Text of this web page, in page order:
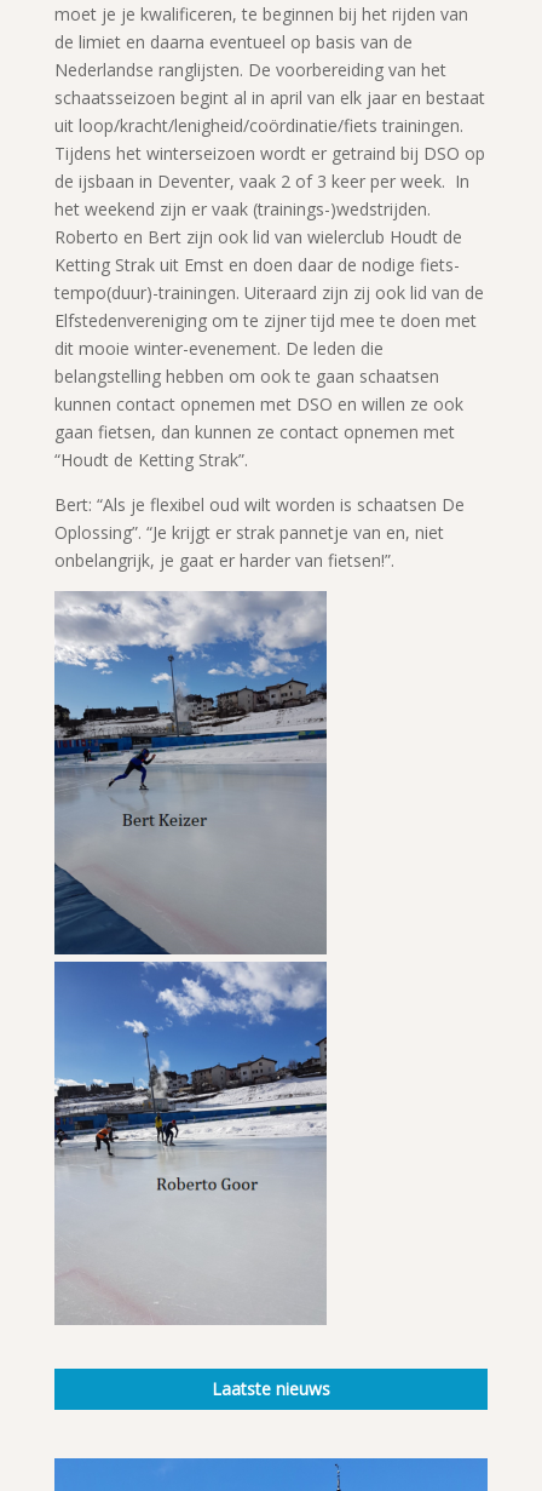
moet je je kwalificeren, te beginnen bij het rijden van
de limiet en daarna eventueel op basis van de
Nederlandse ranglijsten. De voorbereiding van het
schaatsseizoen begint al in april van elk jaar en bestaat
uit loop/kracht/lenigheid/coördinatie/fiets trainingen.
Tijdens het winterseizoen wordt er getraind bij DSO op
de ijsbaan in Deventer, vaak 2 of 3 keer per week. In
het weekend zijn er vaak (trainings-)wedstrijden.
Roberto en Bert zijn ook lid van wielerclub Houdt de
Ketting Strak uit Emst en doen daar de nodige fiets-
tempo(duur)-trainingen. Uiteraard zijn zij ook lid van de
Elfstedenvereniging om te zijner tijd mee te doen met
dit mooie winter-evenement. De leden die
belangstelling hebben om ook te gaan schaatsen
kunnen contact opnemen met DSO en willen ze ook
gaan fietsen, dan kunnen ze contact opnemen met
“Houdt de Ketting Strak”.
Bert: “Als je flexibel oud wilt worden is schaatsen De
Oplossing”. “Je krijgt er strak pannetje van en, niet
onbelangrijk, je gaat er harder van fietsen!”.
Laatste nieuws